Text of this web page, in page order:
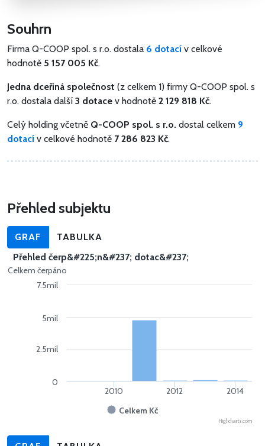
Souhrn
Firma Q-COOP spol. s r.o. dostala 6 dotací v celkové
hodnotě 5 157 005 Kč.
Jedna dceřiná společnost (z celkem 1) firmy Q-COOP spol. s
r.o. dostala další 3 dotace v hodnotě 2 129 818 Kč.
Celý holding včetně Q-COOP spol. s r.o. dostal celkem 9
dotací v celkové hodnotě 7 286 823 Kč.
Přehled subjektu
GRAF TABULKA
Celkem čerpáno
Přehled čerp&#225;n&#237; dotac&#237;
Celkem Kč
2010 2012 2014
0
2.5mil
5mil
7.5mil
Highcharts.com